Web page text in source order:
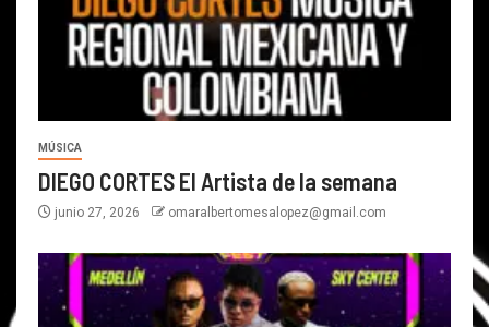
MÚSICA
DIEGO CORTES El Artista de la semana
junio 27, 2026 omaralbertomesalopez@gmail.com